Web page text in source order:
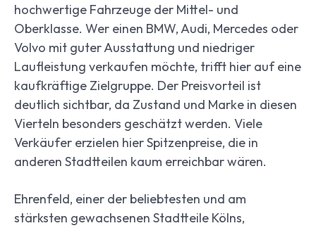
hochwertige Fahrzeuge der Mittel- und
Oberklasse. Wer einen BMW, Audi, Mercedes oder
Volvo mit guter Ausstattung und niedriger
Laufleistung verkaufen möchte, trifft hier auf eine
kaufkräftige Zielgruppe. Der Preisvorteil ist
deutlich sichtbar, da Zustand und Marke in diesen
Vierteln besonders geschätzt werden. Viele
Verkäufer erzielen hier Spitzenpreise, die in
anderen Stadtteilen kaum erreichbar wären.
Ehrenfeld, einer der beliebtesten und am
stärksten gewachsenen Stadtteile Kölns,